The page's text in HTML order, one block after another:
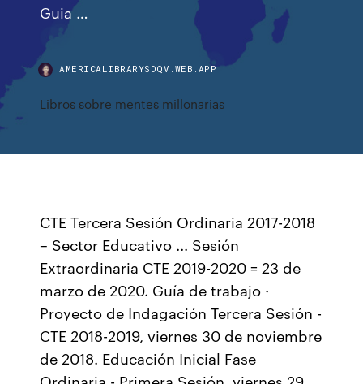
Guia …
AMERICALIBRARYSDQV.WEB.APP
Libros sobre mentes millonarias
CTE Tercera Sesión Ordinaria 2017-2018
– Sector Educativo ... Sesión
Extraordinaria CTE 2019-2020 = 23 de
marzo de 2020. Guía de trabajo ·
Proyecto de Indagación Tercera Sesión -
CTE 2018-2019, viernes 30 de noviembre
de 2018. Educación Inicial Fase